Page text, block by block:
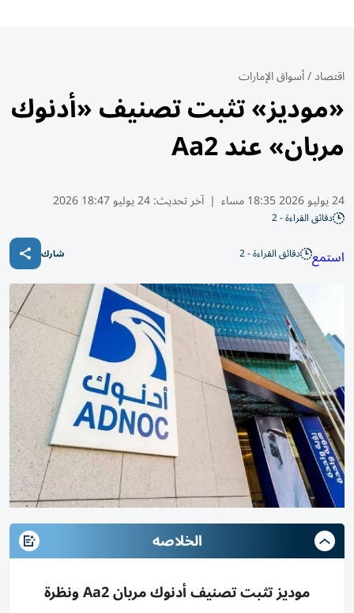
اقتصاد/أسواق الإمارات
«موديز» تثبت تصنيف «أدنوك
مربان» عند Aa2
24 يوليو 2026 18:35 مساء | آخر تحديث:24 يوليو 18:47 2026
دقائق القراءة - 2
استمع دقائق القراءة - 2 شارك
الخلاصه
موديز تثبت تصنيف أدنوك مربان Aa2 ونظرة